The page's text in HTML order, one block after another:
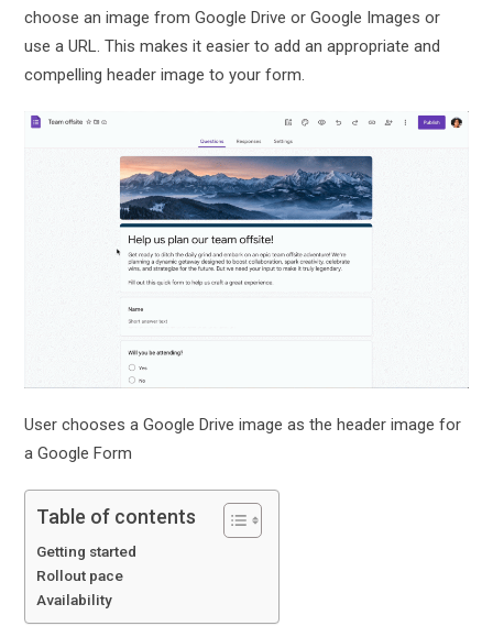
choose an image from Google Drive or Google Images or
use a URL. This makes it easier to add an appropriate and
compelling header image to your form.
User chooses a Google Drive image as the header image for
a Google Form
Table of contents
Getting started
Rollout pace
Availability